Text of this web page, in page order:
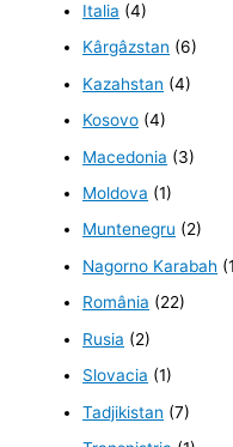
Italia (4)
Kârgâzstan (6)
Kazahstan (4)
Kosovo (4)
Macedonia (3)
Moldova (1)
Muntenegru (2)
Nagorno Karabah
România (22)
Rusia (2)
Slovacia (1)
Tadjikistan (7)